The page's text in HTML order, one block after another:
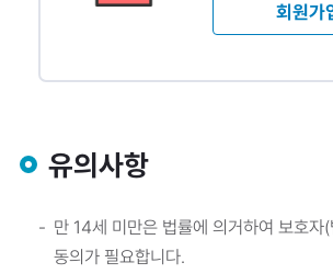
회원가
유의사항
만 14세 미만은 법률에 의거하여 보호자
동의가 필요합니다.